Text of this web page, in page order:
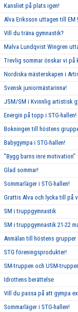
Kansliet på plats igen!
Alva Eriksson uttagen till EM !
Vill du träna gymnastik?
Malva Lundqvist Wingren
Trevlig sommar önskar vi på
Nordiska mästerskapen i
Svensk juniormästarinna!
JSM/SM i Kvinnlig artistisk
Energin på topp i STG-hallen!
Bokningen till höstens
Babygympa i STG-hallen!
”Bygg barns inre motivation”
Glad sommar!
Sommarläger i STG-hallen!
Grattis Alva och lycka till på
SM i truppgymnastik
SM i truppgymnastik 21-22
Anmälan till höstens grupper
STG föreningsprodukter!
SM-truppen och USM-
Idrottens berättelse
Vill du passa på att gympa
Sommarläger i STG-hallen!